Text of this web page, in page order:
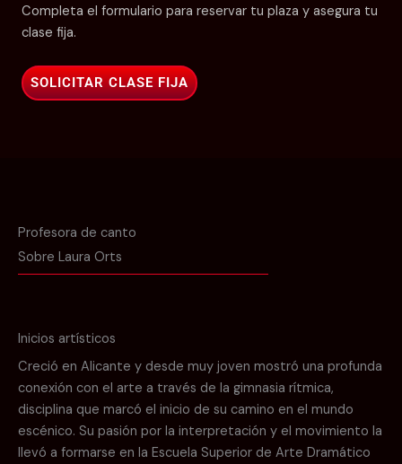
Completa el formulario para reservar tu plaza y asegura tu
clase fija.
SOLICITAR CLASE FIJA
Profesora de canto
Sobre Laura Orts
Inicios artísticos
Creció en Alicante y desde muy joven mostró una profunda
conexión con el arte a través de la gimnasia rítmica,
disciplina que marcó el inicio de su camino en el mundo
escénico. Su pasión por la interpretación y el movimiento la
llevó a formarse en la Escuela Superior de Arte Dramático